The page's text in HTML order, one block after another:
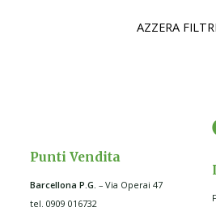
AZZERA FILTRI
Punti Vendita
Barcellona P.G – Via Operai 47
tel. 0909 016732